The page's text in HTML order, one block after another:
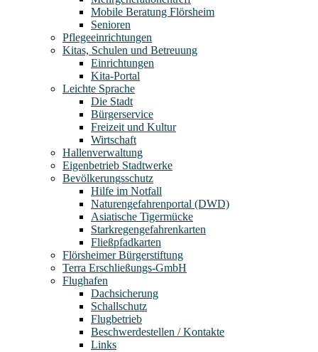
Mobile Beratung Flörsheim
Senioren
Pflegeeinrichtungen
Kitas, Schulen und Betreuung
Einrichtungen
Kita-Portal
Leichte Sprache
Die Stadt
Bürgerservice
Freizeit und Kultur
Wirtschaft
Hallenverwaltung
Eigenbetrieb Stadtwerke
Bevölkerungsschutz
Hilfe im Notfall
Naturengefahrenportal (DWD)
Asiatische Tigermücke
Starkregengefahrenkarten
Fließpfadkarten
Flörsheimer Bürgerstiftung
Terra Erschließungs-GmbH
Flughafen
Dachsicherung
Schallschutz
Flugbetrieb
Beschwerdestellen / Kontakte
Links